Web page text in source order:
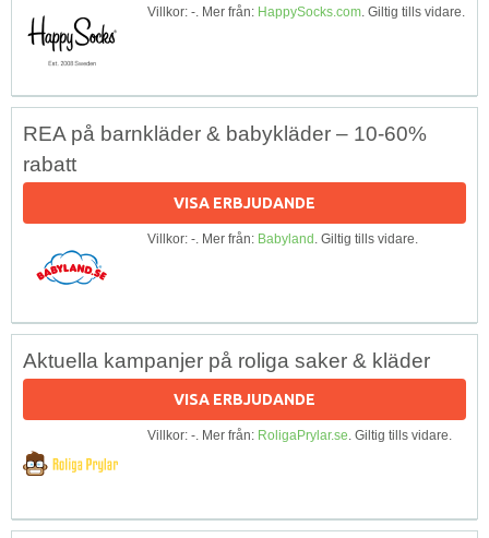
Villkor: -. Mer från: HappySocks.com. Giltig tills vidare.
REA på barnkläder & babykläder – 10-60%
rabatt
VISA ERBJUDANDE
Villkor: -. Mer från: Babyland. Giltig tills vidare.
Aktuella kampanjer på roliga saker & kläder
VISA ERBJUDANDE
Villkor: -. Mer från: RoligaPrylar.se. Giltig tills vidare.